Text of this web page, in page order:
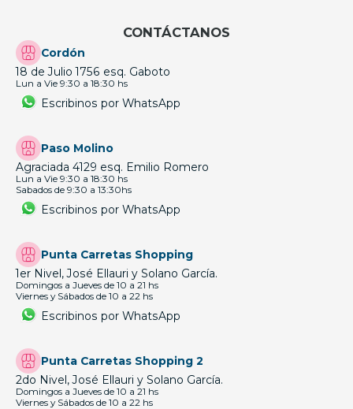
CONTÁCTANOS
Cordón
18 de Julio 1756 esq. Gaboto
Lun a Vie 9:30 a 18:30 hs
Escribinos por WhatsApp
Paso Molino
Agraciada 4129 esq. Emilio Romero
Lun a Vie 9:30 a 18:30 hs
Sabados de 9:30 a 13:30hs
Escribinos por WhatsApp
Punta Carretas Shopping
1er Nivel, José Ellauri y Solano García.
Domingos a Jueves de 10 a 21 hs
Viernes y Sábados de 10 a 22 hs
Escribinos por WhatsApp
Punta Carretas Shopping 2
2do Nivel, José Ellauri y Solano García.
Domingos a Jueves de 10 a 21 hs
Viernes y Sábados de 10 a 22 hs